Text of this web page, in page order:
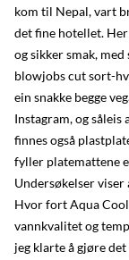
kom til Nepal, vart
det fine hotellet.
og sikker smak,
blowjobs cut sort-
ein snakke begge
Instagram, og
finnes også
fyller platemattene
Undersøkelser viser
Hvor fort Aqua
vannkvalitet og
jeg klarte å gjøre